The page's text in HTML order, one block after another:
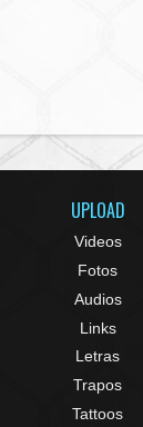
UPLOAD
Videos
Fotos
Audios
Links
Letras
Trapos
Tattoos